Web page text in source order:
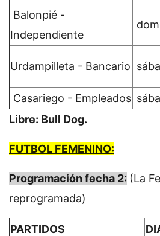
Balonpié -
Independiente
Urdampilleta - Bancario
Casariego - Empleados
Libre: Bull Dog.
FUTBOL FEMENINO:
Programación fecha 2: (La
reprogramada)
PARTIDOS